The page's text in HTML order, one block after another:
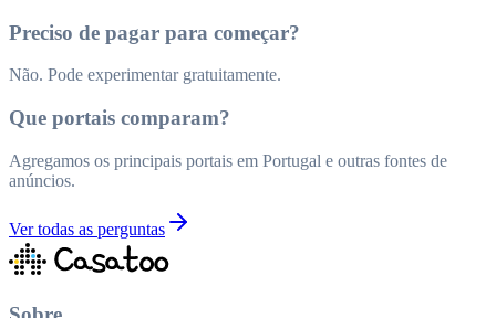
Preciso de pagar para começar?
Não. Pode experimentar gratuitamente.
Que portais comparam?
Agregamos os principais portais em Portugal e outras fontes de
anúncios.
Ver todas as perguntas